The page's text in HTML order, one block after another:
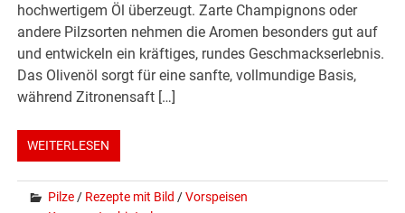
hochwertigem Öl überzeugt. Zarte Champignons oder
andere Pilzsorten nehmen die Aromen besonders gut auf
und entwickeln ein kräftiges, rundes Geschmackserlebnis.
Das Olivenöl sorgt für eine sanfte, vollmundige Basis,
während Zitronensaft […]
WEITERLESEN
Pilze / Rezepte mit Bild /Vorspeisen